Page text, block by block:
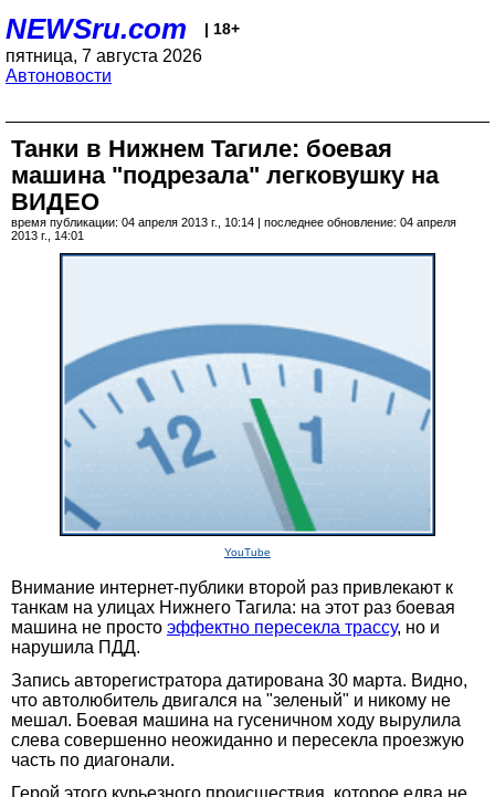
NEWSru.com | 18+
пятница, 7 августа 2026
Автоновости
Танки в Нижнем Тагиле: боевая
машина "подрезала" легковушку на
ВИДЕО
время публикации: 04 апреля 2013 г., 10:14 | последнее обновление: 04 апреля
2013 г., 14:01
YouTube
Внимание интернет-публики второй раз привлекают к
танкам на улицах Нижнего Тагила: на этот раз боевая
машина не просто эффектно пересекла трассу, но и
нарушила ПДД.
Запись авторегистратора датирована 30 марта. Видно,
что автолюбитель двигался на "зеленый" и никому не
мешал. Боевая машина на гусеничном ходу вырулила
слева совершенно неожиданно и пересекла проезжую
часть по диагонали.
Герой этого курьезного происшествия, которое едва не